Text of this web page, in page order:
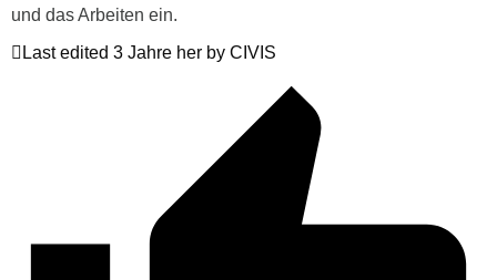
und das Arbeiten ein.
Last edited 3 Jahre her by CIVIS